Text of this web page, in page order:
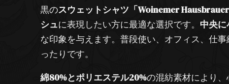
黒のスウェットシャツ「Woinemer
シュに表現したい方に最適な選択です。 中央
な印象を与えます。普段使い、オフィス、仕
ったりです。
綿80%とポリエステル20%の混紡素材により